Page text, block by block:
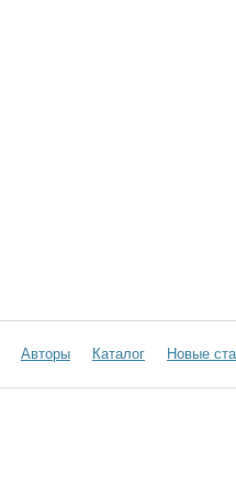
Авторы Каталог Новые